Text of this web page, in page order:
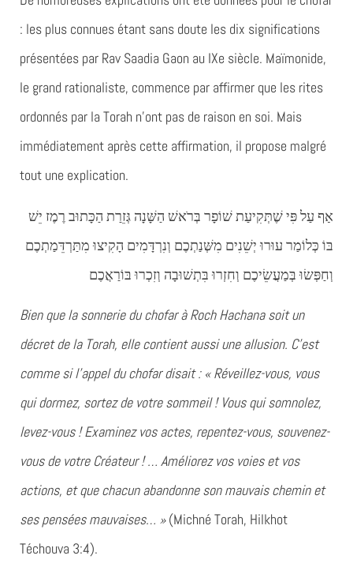
: les plus connues étant sans doute les dix significations
présentées par Rav Saadia Gaon au IXe siècle. Maïmonide,
le grand rationaliste, commence par affirmer que les rites
ordonnés par la Torah n’ont pas de raison en soi. Mais
immédiatement après cette affirmation, il propose malgré
tout une explication.
אַף עַל פִּי שֶׁתְּקִיעַת שׁוֹפָר בְּרֹאשׁ הַשָּׁנָה גְּזֵרַת הַכָּתוּב רֶמֶז יֵשׁ
בּוֹ כְּלוֹמַר עוּרוּ יְשֵׁנִים מִשְּׁנַתְכֶם וְנִרְדָּמִים הָקִיצוּ מִתַּרְדֵּמַתְכֶם
וְחַפְּשׂוּ בְּמַעֲשֵׂיכֶם וְחִזְרוּ בִּתְשׁוּבָה וְזִכְרוּ בּוֹרַאֲכֶם
Bien que la sonnerie du chofar à Roch Hachana soit un
décret de la Torah, elle contient aussi une allusion. C’est
comme si l’appel du chofar disait : « Réveillez-vous, vous
qui dormez, sortez de votre sommeil ! Vous qui somnolez,
levez-vous ! Examinez vos actes, repentez-vous, souvenez-
vous de votre Créateur ! … Améliorez vos voies et vos
actions, et que chacun abandonne son mauvais chemin et
ses pensées mauvaises… »(Michné Torah, Hilkhot
Téchouva 3:4).